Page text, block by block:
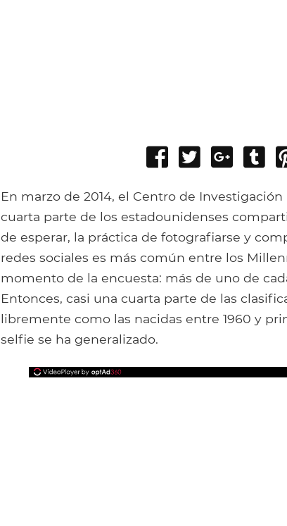
Share
Facebook
Tweet
Share
Google+
En marzo de 2014, el Centro de
cuarta parte de los estadounidenses
de esperar, la práctica de fotografiarse y
redes sociales es más común entre los
momento de la encuesta: más de uno de
Entonces, casi una cuarta parte de las
libremente como las nacidas entre 1960 y
selfie se ha generalizado.